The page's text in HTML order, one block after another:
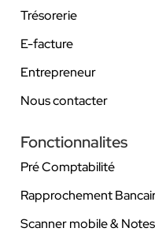
Trésorerie
E-facture
Entrepreneur
Nous contacter
Fonctionnalites
Pré Comptabilité
Rapprochement
Scanner mobile &